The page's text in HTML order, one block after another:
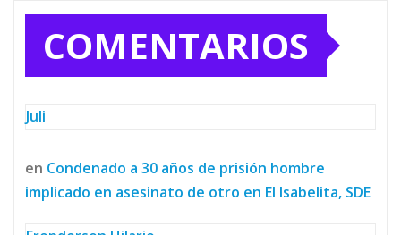
COMENTARIOS
Juli
en Condenado a 30 años de prisión hombre
implicado en asesinato de otro en El Isabelita, SDE